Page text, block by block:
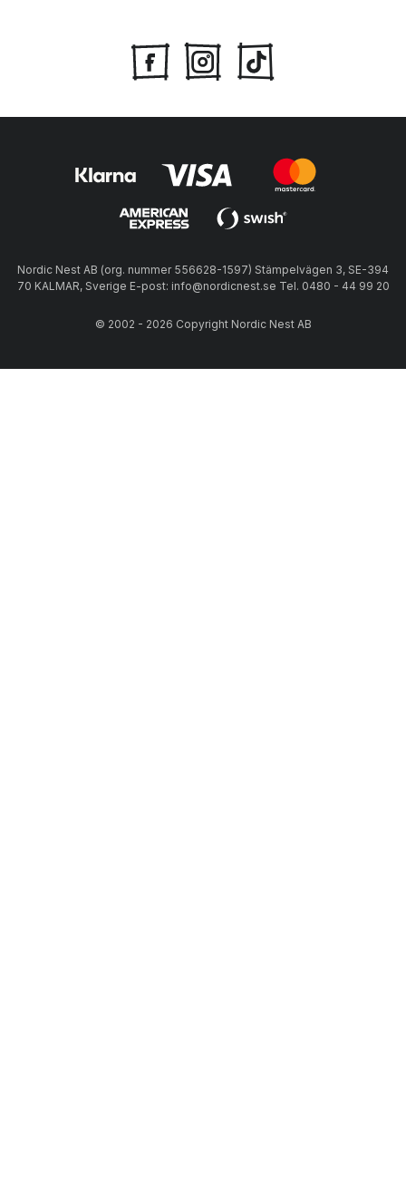
Nordic Nest AB (org. nummer 556628-1597) Stämpelvägen 3, SE-394
70 KALMAR, Sverige E-post: info@nordicnest.se Tel. 0480 - 44 99 20
© 2002 - 2026 Copyright Nordic Nest AB